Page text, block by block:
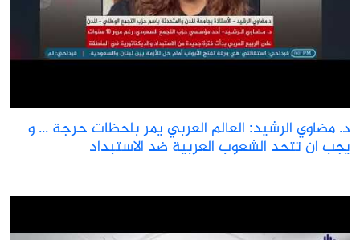
مضاوي الرشيد: العالم العربي يمر بلحظات حرجة ... و
ان تتحد الشعوب العربية ضد الاستبداد